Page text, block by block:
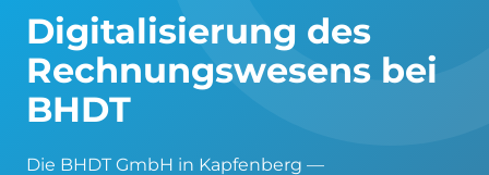
Digitalisierung des
Rechnungswesens bei
BHDT
Die BHDT GmbH in Kapfenberg —